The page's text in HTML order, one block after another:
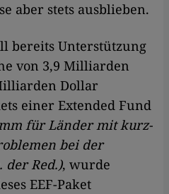
aber stets ausblieben.
bereits Unterstützung
von 3,9 Milliarden
Dollar
einer Extended Fund
für Länder mit kurz-
bei der
der Red.), wurde
EEF-Paket